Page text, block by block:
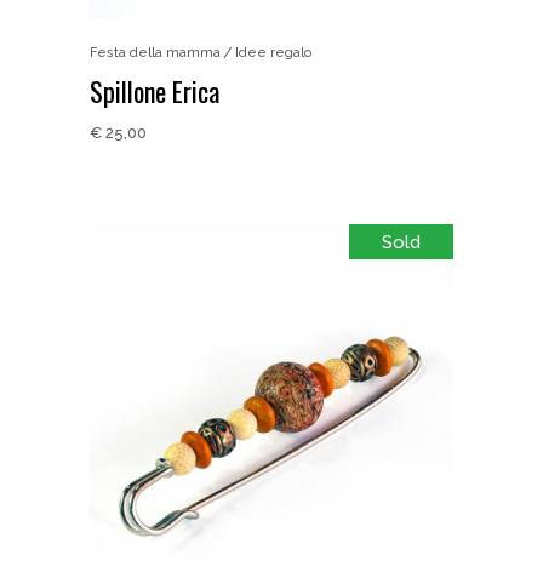
Festa della mamma Idee regalo
Spillone Erica
€ 25,00
Sold